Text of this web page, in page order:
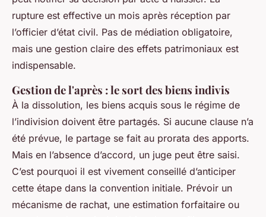
rupture est effective un mois après réception par
l’officier d’état civil. Pas de médiation obligatoire,
mais une gestion claire des effets patrimoniaux est
indispensable.
Gestion de l'après : le sort des biens indivis
À la dissolution, les biens acquis sous le régime de
l’indivision doivent être partagés. Si aucune clause n’a
été prévue, le partage se fait au prorata des apports.
Mais en l’absence d’accord, un juge peut être saisi.
C’est pourquoi il est vivement conseillé d’anticiper
cette étape dans la convention initiale. Prévoir un
mécanisme de rachat, une estimation forfaitaire ou